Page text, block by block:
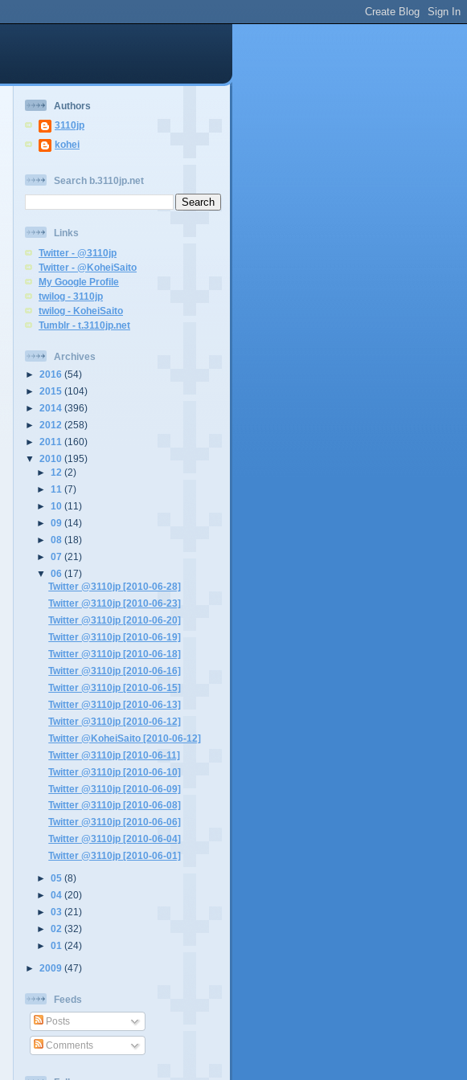
Authors
3110jp
kohei
Search b.3110jp.net
Links
Twitter - @3110jp
Twitter - @KoheiSaito
My Google Profile
twilog - 3110jp
twilog - KoheiSaito
Tumblr - t.3110jp.net
Archives
► 2016 (54)
► 2015 (104)
► 2014 (396)
► 2012 (258)
► 2011 (160)
▼ 2010 (195)
► 12(2)
► 11(7)
► 10(11)
►09(14)
►08(18)
►07(21)
▼06(17)
Twitter @3110jp [2010-06-28]
Twitter @3110jp [2010-06-23]
Twitter @3110jp [2010-06-20]
Twitter @3110jp [2010-06-19]
Twitter @3110jp [2010-06-18]
Twitter @3110jp [2010-06-16]
Twitter @3110jp [2010-06-15]
Twitter @3110jp [2010-06-13]
Twitter @3110jp [2010-06-12]
Twitter @KoheiSaito [2010-06-12]
Twitter @3110jp [2010-06-11]
Twitter @3110jp [2010-06-10]
Twitter @3110jp [2010-06-09]
Twitter @3110jp [2010-06-08]
Twitter @3110jp [2010-06-06]
Twitter @3110jp [2010-06-04]
Twitter @3110jp [2010-06-01]
►05(8)
►04(20)
►03(21)
►02(32)
►01(24)
► 2009 (47)
Feeds
Posts
Comments